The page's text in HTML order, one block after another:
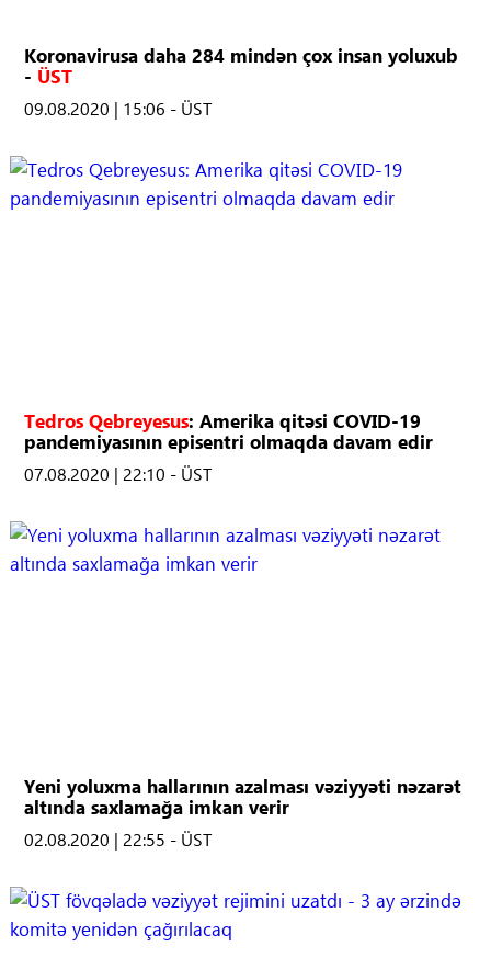
Koronavirusa daha 284 mindən çox insan yoluxub
- ÜST
09.08.2020 | 15:06 - ÜST
Tedros Qebreyesus: Amerika qitəsi COVID-19
pandemiyasının episentri olmaqda davam edir
07.08.2020 | 22:10 - ÜST
Yeni yoluxma hallarının azalması vəziyyəti nəzarət
altında saxlamağa imkan verir
02.08.2020 | 22:55 - ÜST